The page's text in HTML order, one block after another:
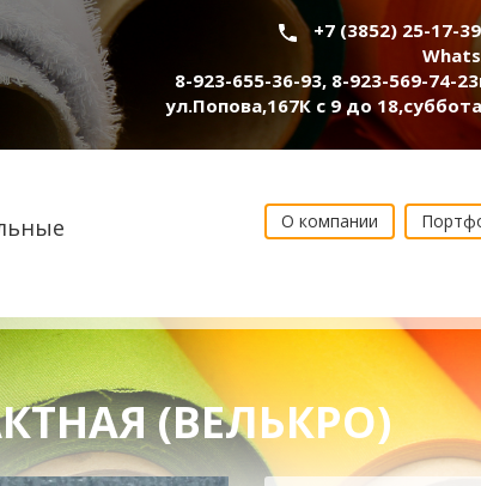
+7 (3852) 25-17-
8-923-655-36-93, 8-923-569-74-23
ул.Попова,167К с 9 до
О компании
(ВЕЛЬКРО)